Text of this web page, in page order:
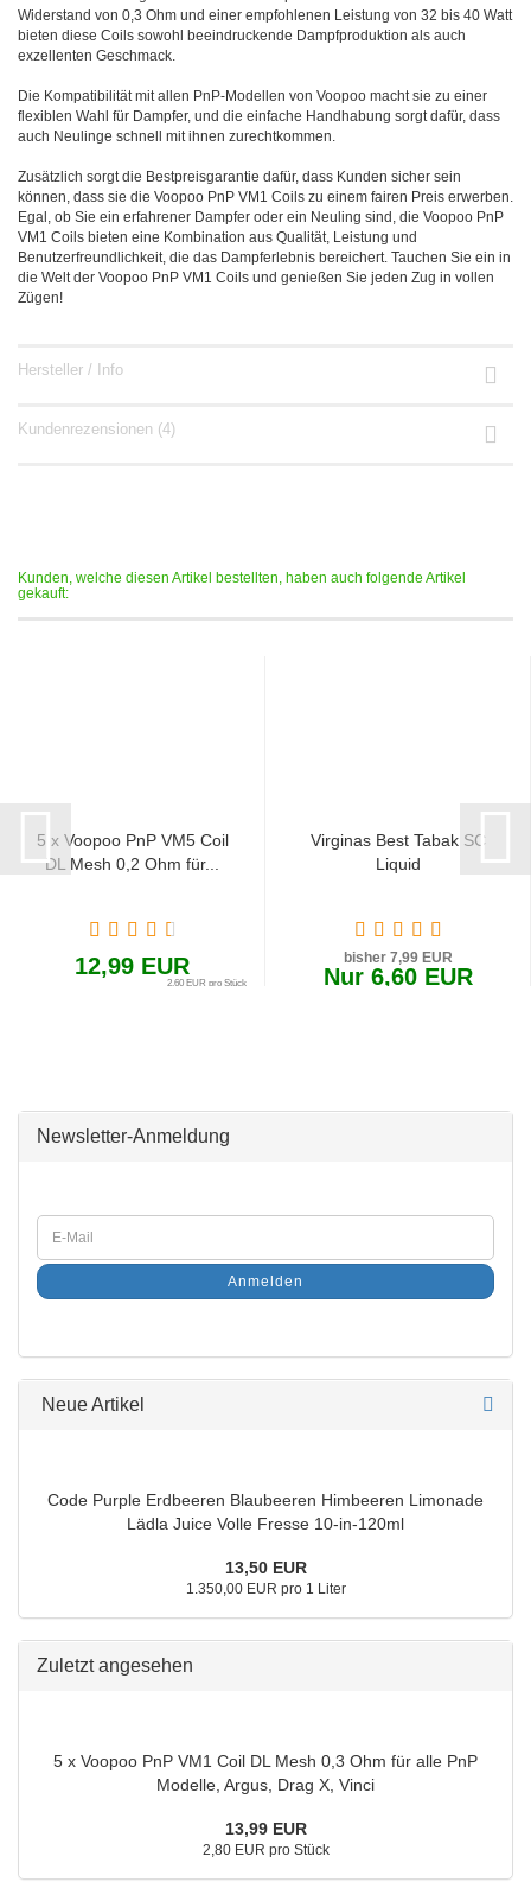
Widerstand von 0,3 Ohm und einer empfohlenen Leistung von 32 bis 40 Watt
bieten diese Coils sowohl beeindruckende Dampfproduktion als auch
exzellenten Geschmack.
Die Kompatibilität mit allen PnP-Modellen von Voopoo macht sie zu einer
flexiblen Wahl für Dampfer, und die einfache Handhabung sorgt dafür, dass
auch Neulinge schnell mit ihnen zurechtkommen.
Zusätzlich sorgt die Bestpreisgarantie dafür, dass Kunden sicher sein
können, dass sie die Voopoo PnP VM1 Coils zu einem fairen Preis erwerben.
Egal, ob Sie ein erfahrener Dampfer oder ein Neuling sind, die Voopoo PnP
VM1 Coils bieten eine Kombination aus Qualität, Leistung und
Benutzerfreundlichkeit, die das Dampferlebnis bereichert. Tauchen Sie ein in
die Welt der Voopoo PnP VM1 Coils und genießen Sie jeden Zug in vollen
Zügen!
Hersteller / Info
Kundenrezensionen (4)
Kunden, welche diesen Artikel bestellten, haben auch folgende Artikel
gekauft:
5 x Voopoo PnP VM5 Coil
DL Mesh 0,2 Ohm für...
12,99 EUR
2,60 EUR pro Stück
Virginas Best Tabak SC
Liquid
bisher 7,99 EUR
Nur 6,60 EUR
Newsletter-Anmeldung
Anmelden
Neue Artikel
Code Purple Erdbeeren Blaubeeren Himbeeren Limonade
Lädla Juice Volle Fresse 10-in-120ml
13,50 EUR
1.350,00 EUR pro 1 Liter
Zuletzt angesehen
5 x Voopoo PnP VM1 Coil DL Mesh 0,3 Ohm für alle PnP
Modelle, Argus, Drag X, Vinci
13,99 EUR
2,80 EUR pro Stück